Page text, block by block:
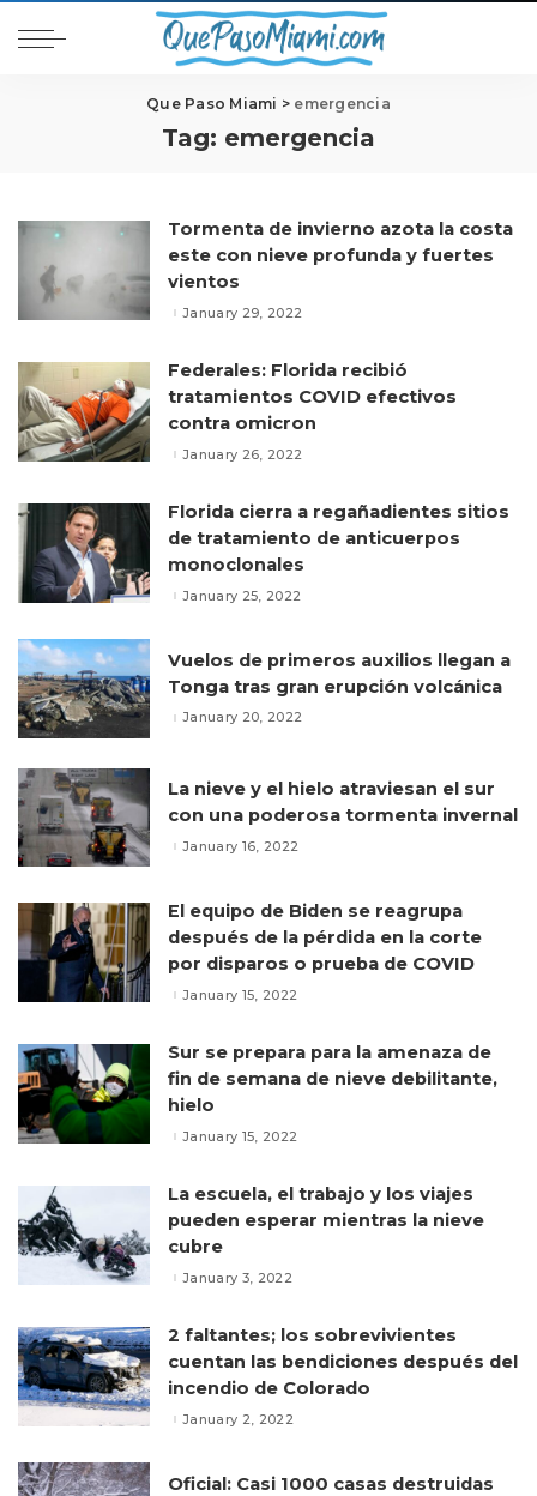
Que Paso Miami > emergencia
Tag: emergencia
Tormenta de invierno azota la costa
este con nieve profunda y fuertes
vientos
January 29, 2022
Federales: Florida recibió
tratamientos COVID efectivos
contra omicron
January 26, 2022
Florida cierra a regañadientes sitios
de tratamiento de anticuerpos
monoclonales
January 25, 2022
Vuelos de primeros auxilios llegan a
Tonga tras gran erupción volcánica
January 20, 2022
La nieve y el hielo atraviesan el sur
con una poderosa tormenta invernal
January 16, 2022
El equipo de Biden se reagrupa
después de la pérdida en la corte
por disparos o prueba de COVID
January 15, 2022
Sur se prepara para la amenaza de
fin de semana de nieve debilitante,
hielo
January 15, 2022
La escuela, el trabajo y los viajes
pueden esperar mientras la nieve
cubre
January 3, 2022
2 faltantes; los sobrevivientes
cuentan las bendiciones después del
incendio de Colorado
January 2, 2022
Oficial: Casi 1000 casas destruidas